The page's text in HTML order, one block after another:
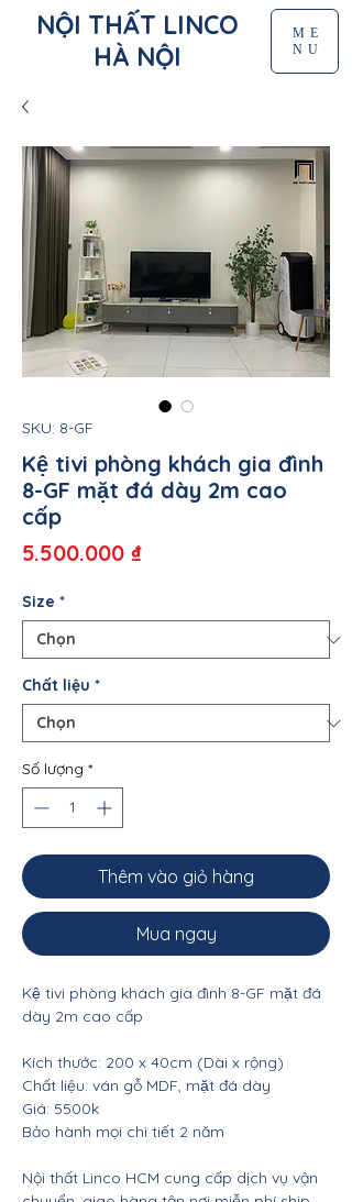
NỘI THẤT LINCO
HÀ NỘI
ME
NU
SKU: 8-GF
Kệ tivi phòng khách gia đình
8-GF mặt đá dày 2m cao
cấp
5.500.000 ₫Giá
Size *
Chất liệu *
Số lượng *
Thêm vào giỏ hàng
Mua ngay
Kệ tivi phòng khách gia đình 8-GF mặt đá
dày 2m cao cấp
Kích thước: 200 x 40cm (Dài x rộng)
Chất liệu: ván gỗ MDF, mặt đá dày
Giá: 5500k
Bảo hành mọi chi tiết 2 năm
Nội thất Linco HCM cung cấp dịch vụ vận